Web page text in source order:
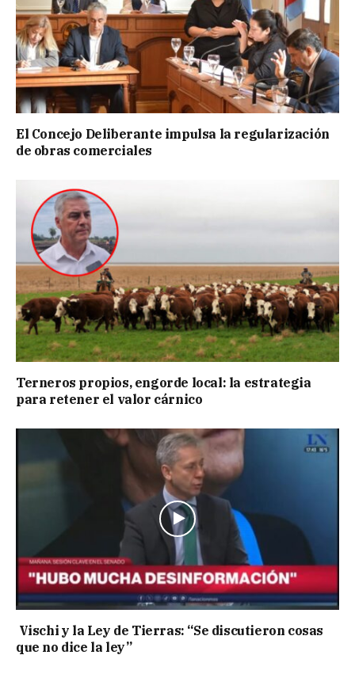
El Concejo Deliberante impulsa la regularización
de obras comerciales
Terneros propios, engorde local: la estrategia
para retener el valor cárnico
Vischi y la Ley de Tierras: “Se discutieron cosas
que no dice la ley”